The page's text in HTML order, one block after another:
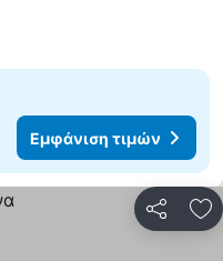
Εμφάνιση τιμών